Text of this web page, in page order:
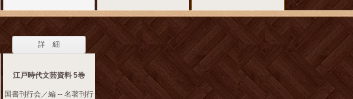
詳 細
江戸時代文芸資料 5巻
国書刊行会／編 -- 名著刊行